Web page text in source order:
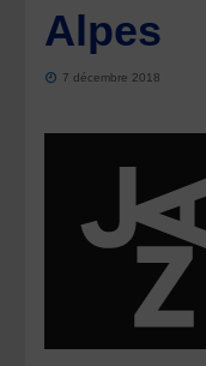
Alpes
7 décembre 2018